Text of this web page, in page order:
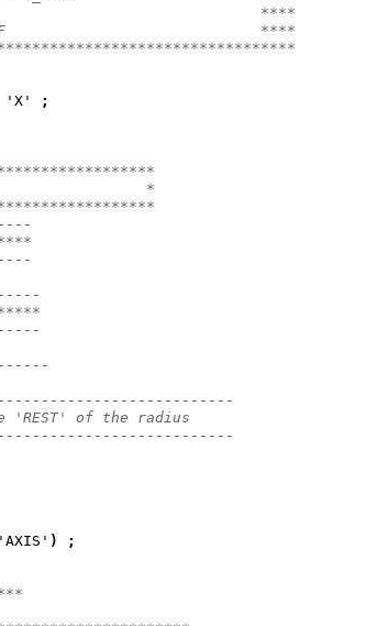
****
LTMF                             ****
'X'
;
*
'REST' of the radius
)
;